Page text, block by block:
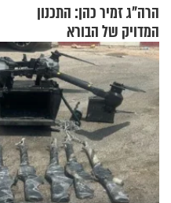
הרה"ג זמיר כהן: התכנון
המדויק של הבורא